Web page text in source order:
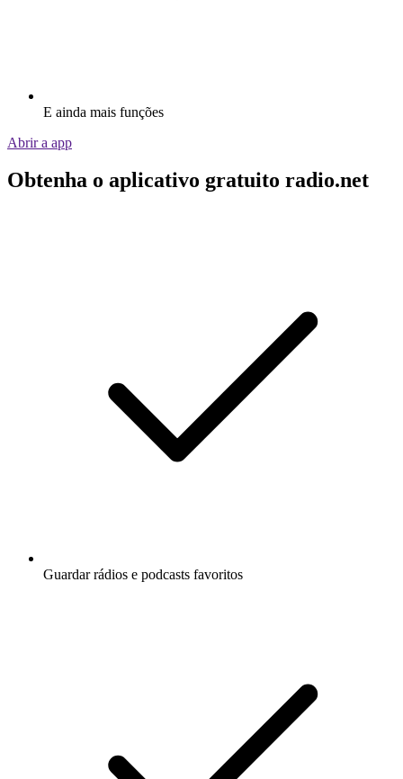
E ainda mais funções
Abrir a app
Obtenha o aplicativo gratuito radio.net
Guardar rádios e podcasts favoritos